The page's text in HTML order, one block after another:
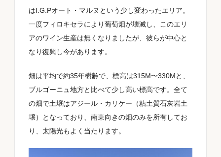
はI.G.Pオート・マルヌという少し変わったエリア。
一度フィロキセラにより葡萄畑が壊滅し、このエリ
アのワイン生産は無くなりましたが、彼らが中心と
なり復興し今があります。
畑は平均で約35年樹齢で、標高は315M〜330Mと、
ブルゴーニュ地方と比べて少し高い標高です。全て
の畑で土壌はアジール・カリケー（粘土質石灰岩土
壌）となっており、南東向きの畑のみを所有してお
り、太陽光もよく当たります。